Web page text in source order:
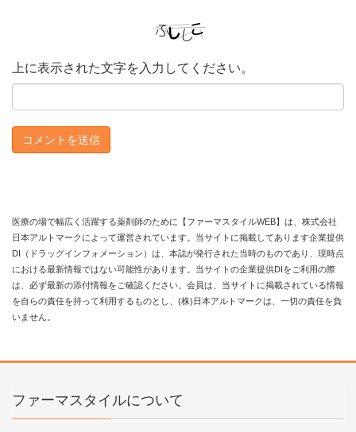
上に表示された文字を入力してください。
医療の場で幅広く活躍する薬剤師のために【ファーマスタイルWEB】は、株式会社
日本アルトマークによって運営されています。当サイトに掲載してあります企業提供
DI（ドラッグインフォメーション）は、本誌が発行された当時のものであり、現時点
における最新情報ではない可能性があります。当サイトの企業提供DIをご利用の際
は、必ず最新の添付情報をご確認ください。会員は、当サイトに掲載されている情報
を自らの責任を持って利用するものとし、(株)日本アルトマークは、一切の責任を負
いません。
ファーマスタイルについて